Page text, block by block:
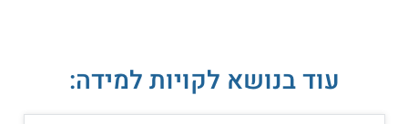
עוד בנושא לקויות למידה: